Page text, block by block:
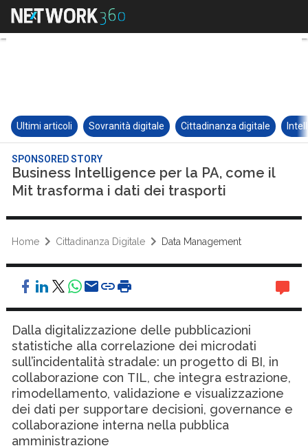
Ultimi articoli Sovranità digitale Cittadinanza digitale
SPONSORED STORY
Business Intelligence per la PA, come il
Mit trasforma i dati dei trasporti
Home Cittadinanza Digitale Data Management
Dalla digitalizzazione delle pubblicazioni
statistiche alla correlazione dei microdati
sull’incidentalità stradale: un progetto di BI, in
collaborazione con TIL, che integra estrazione,
rimodellamento, validazione e visualizzazione
dei dati per supportare decisioni, governance e
collaborazione interna nella pubblica
amministrazione